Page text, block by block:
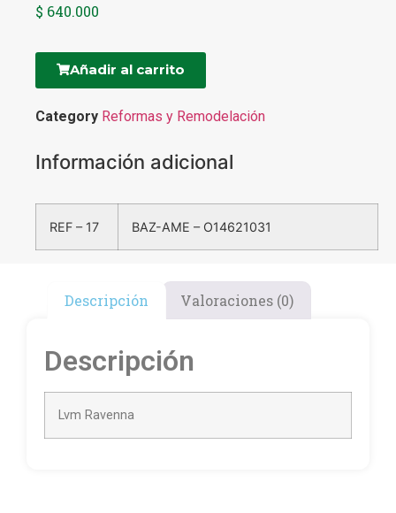
$ 640.000
Añadir al carrito
Category Reformas y Remodelación
Información adicional
REF – 17 BAZ-AME – O14621031
Descripción Valoraciones (0)
Descripción
Lvm Ravenna